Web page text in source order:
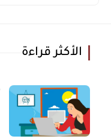
الأكثر قراءة